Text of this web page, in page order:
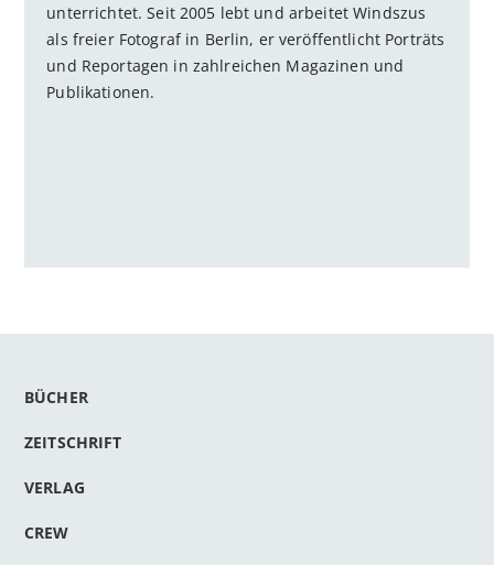
unterrichtet. Seit 2005 lebt und arbeitet Windszus
als freier Fotograf in Berlin, er veröffentlicht Porträts
und Reportagen in zahlreichen Magazinen und
Publikationen.
BÜCHER
ZEITSCHRIFT
VERLAG
CREW